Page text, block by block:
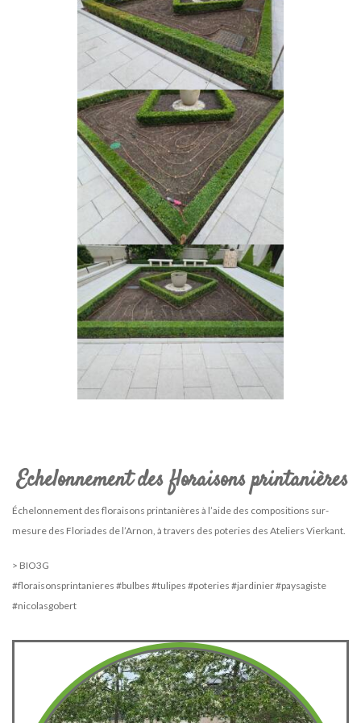
Echelonnement des floraisons printanières
Échelonnement des floraisons printanières à l’aide des compositions sur-
mesure des Floriades de l’Arnon, à travers des poteries des Ateliers Vierkant.
> BIO3G
#floraisonsprintanieres #bulbes #tulipes #poteries #jardinier #paysagiste
#nicolasgobert